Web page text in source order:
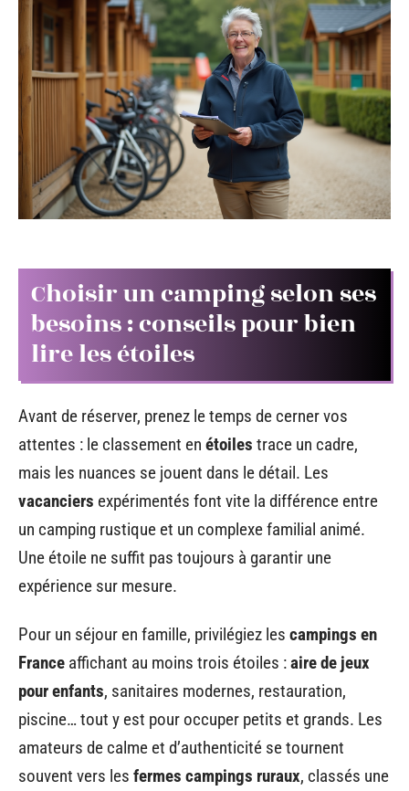
Choisir un camping selon ses
besoins : conseils pour bien
lire les étoiles
Avant de réserver, prenez le temps de cerner vos
attentes : le classement en étoiles trace un cadre,
mais les nuances se jouent dans le détail. Les
vacanciers expérimentés font vite la différence entre
un camping rustique et un complexe familial animé.
Une étoile ne suffit pas toujours à garantir une
expérience sur mesure.
Pour un séjour en famille, privilégiez les campings en
France affichant au moins trois étoiles :aire de jeux
pour enfants, sanitaires modernes, restauration,
piscine… tout y est pour occuper petits et grands. Les
amateurs de calme et d’authenticité se tournent
souvent vers les fermes campings ruraux, classés une